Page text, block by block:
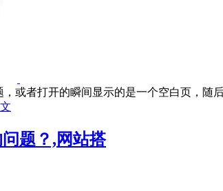
或者打开的瞬间显示的是一个空白页，随
题？,网站搭